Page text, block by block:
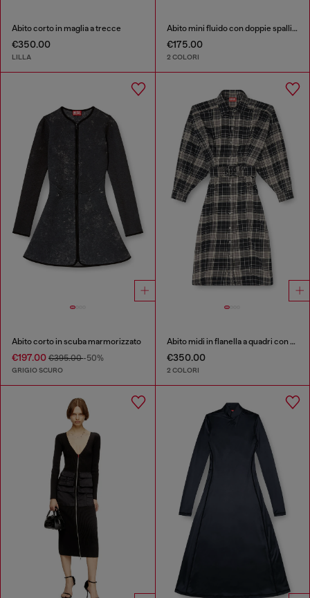
Abito corto in maglia a trecce
€350.00
LILLA
Abito mini fluido con doppie spalline
€175.00
2 COLORI
Abito corto in scuba marmorizzato
€197.00 €395.00-50%
GRIGIO SCURO
Abito midi in flanella a quadri con cintura wide
€350.00
2 COLORI